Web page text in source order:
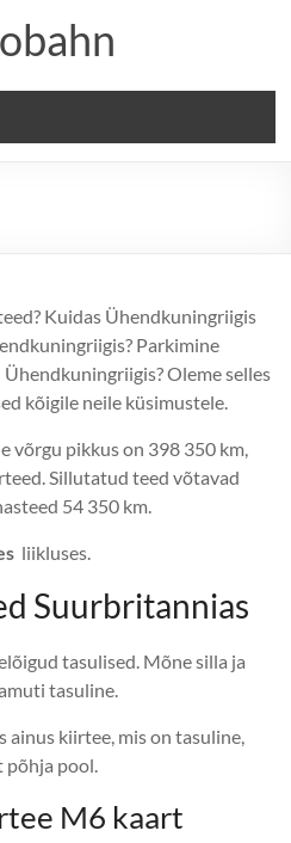
Kuidas Ühendkuningriigis
Parkimine
Oleme selles
kõigile neile küsimustele.
võrgu pikkus on 398 350 km,
Sillutatud teed võtavad
54 350 km.
liikluses.
Suurbritannias
tasulised. Mõne silla ja
tasuline.
kiirtee, mis on tasuline,
põhja pool.
M6 kaart